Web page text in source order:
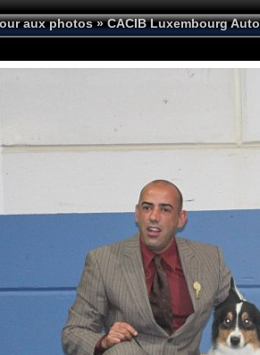
aux photos»CACIB Luxembourg